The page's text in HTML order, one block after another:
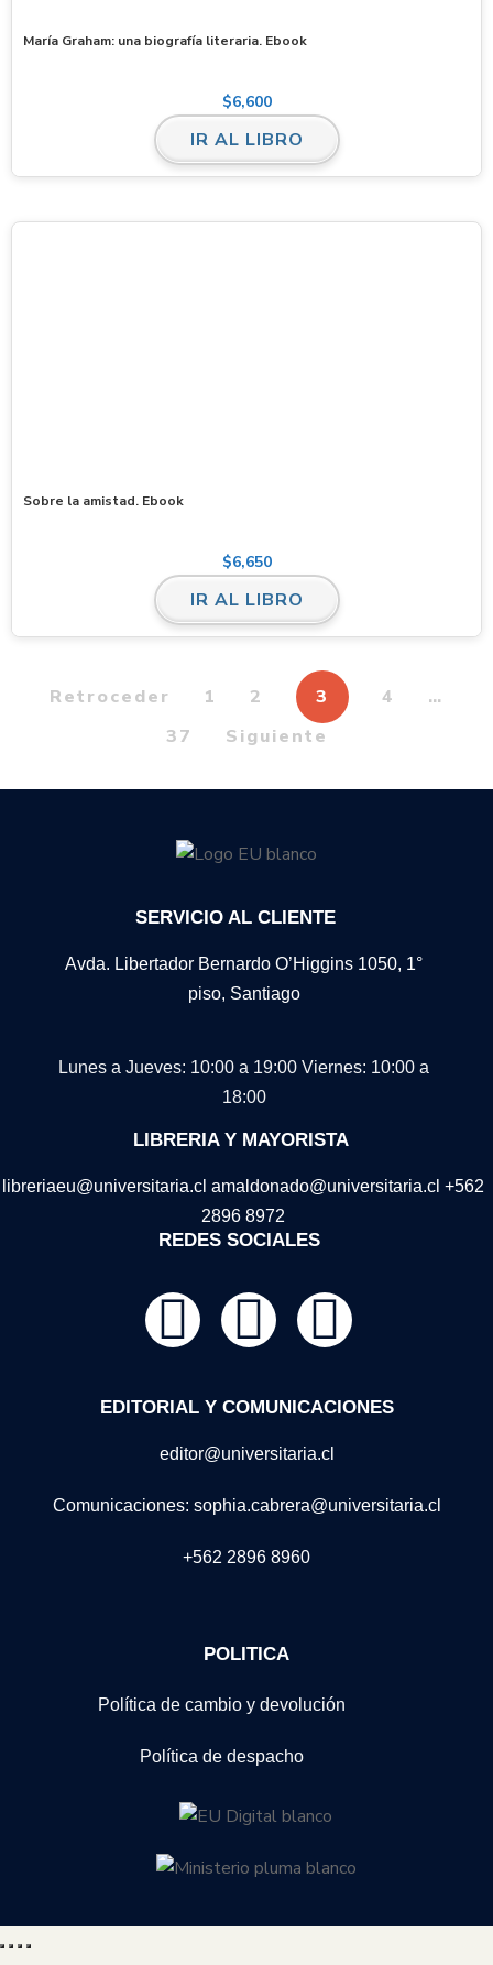
María Graham: una biografía literaria. Ebook
$6,600
IR AL LIBRO
Sobre la amistad. Ebook
$6,650
IR AL LIBRO
Retroceder 1 2 3 4
…
37
Siguiente
SERVICIO AL CLIENTE
Avda. Libertador Bernardo O’Higgins 1050, 1°
piso, Santiago
Lunes a Jueves: 10:00 a 19:00 Viernes: 10:00 a
18:00
LIBRERIA Y MAYORISTA
libreriaeu@universitaria.cl amaldonado@universitaria.cl +562
2896 8972
REDES SOCIALES
EDITORIAL Y COMUNICACIONES
editor@universitaria.cl
Comunicaciones: sophia.cabrera@universitaria.cl
+562 2896 8960
POLITICA
Política de cambio y devolución
Política de despacho